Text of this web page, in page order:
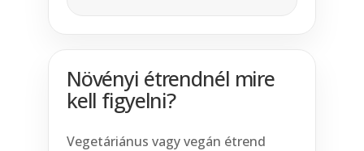
Növényi étrendnél mire
kell figyelni?
Vegetáriánus vagy vegán étrend